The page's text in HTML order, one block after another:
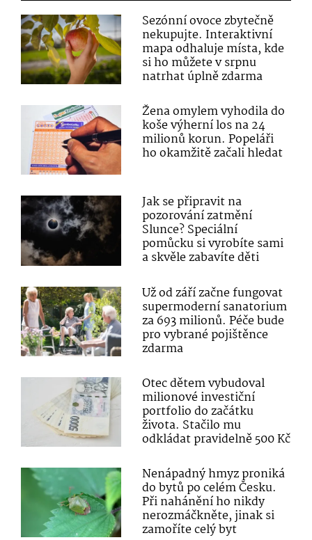
Sezónní ovoce zbytečně
nekupujte. Interaktivní
mapa odhaluje místa, kde
si ho můžete v srpnu
natrhat úplně zdarma
Žena omylem vyhodila do
koše výherní los na 24
milionů korun. Popeláři
ho okamžitě začali hledat
Jak se připravit na
pozorování zatmění
Slunce? Speciální
pomůcku si vyrobíte sami
a skvěle zabavíte děti
Už od září začne fungovat
supermoderní sanatorium
za 693 milionů. Péče bude
pro vybrané pojištěnce
zdarma
Otec dětem vybudoval
milionové investiční
portfolio do začátku
života. Stačilo mu
odkládat pravidelně 500 Kč
Nenápadný hmyz proniká
do bytů po celém Česku.
Při nahánění ho nikdy
nerozmáčkněte, jinak si
zamoříte celý byt